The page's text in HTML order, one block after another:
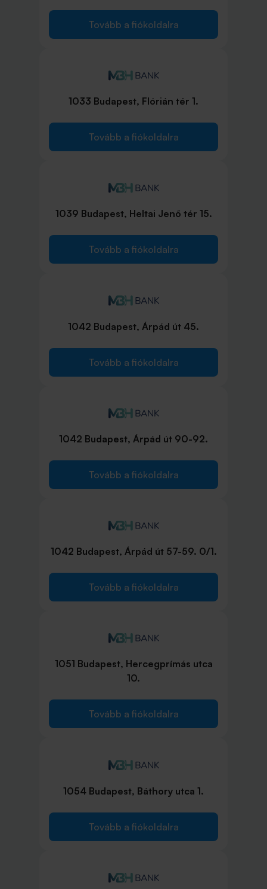
Tovább a fiókoldalra
1033 Budapest, Flórián tér 1.
Tovább a fiókoldalra
1039 Budapest, Heltai Jenő tér 15.
Tovább a fiókoldalra
1042 Budapest, Árpád út 45.
Tovább a fiókoldalra
1042 Budapest, Árpád út 90-92.
Tovább a fiókoldalra
1042 Budapest, Árpád út 57-59. 0/1.
Tovább a fiókoldalra
1051 Budapest, Hercegprímás utca
10.
Tovább a fiókoldalra
1054 Budapest, Báthory utca 1.
Tovább a fiókoldalra